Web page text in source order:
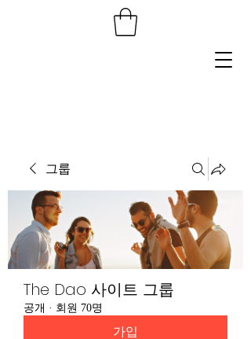
그룹
The Dao 사이트 그룹
공개 · 회원 70명
가입